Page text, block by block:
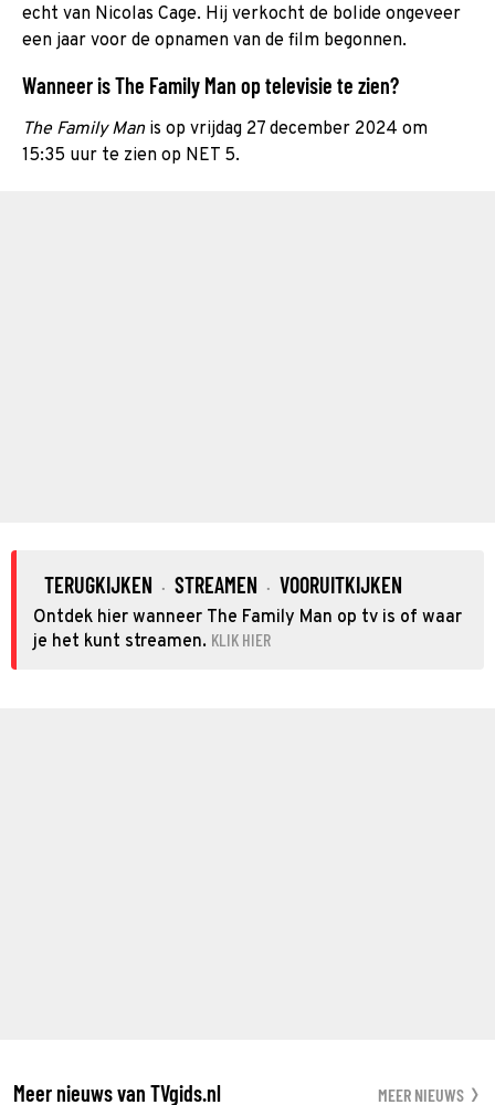
echt van Nicolas Cage. Hij verkocht de bolide ongeveer
een jaar voor de opnamen van de film begonnen.
Wanneer is The Family Man op televisie te zien?
The Family Manis op vrijdag 27 december 2024 om
15:35 uur te zien op NET 5.
TERUGKIJKEN · STREAMEN · VOORUITKIJKEN
Ontdek hier wanneer The Family Man op tv is of waar
je het kunt streamen. KLIK HIER
Meer nieuws van TVgids.nl MEER NIEUWS